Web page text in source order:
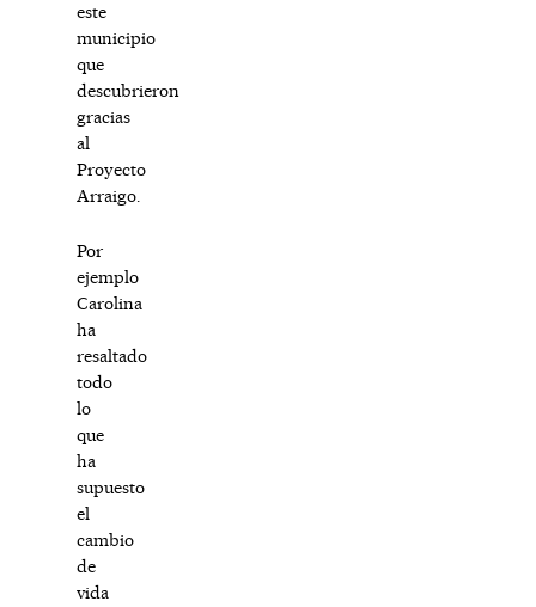
este
municipio
que
descubrieron
gracias
al
Proyecto
Arraigo.
Por
ejemplo
Carolina
ha
resaltado
todo
lo
que
ha
supuesto
el
cambio
de
vida